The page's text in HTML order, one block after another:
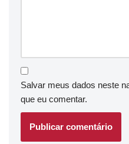
Salvar meus dados neste
que eu comentar.